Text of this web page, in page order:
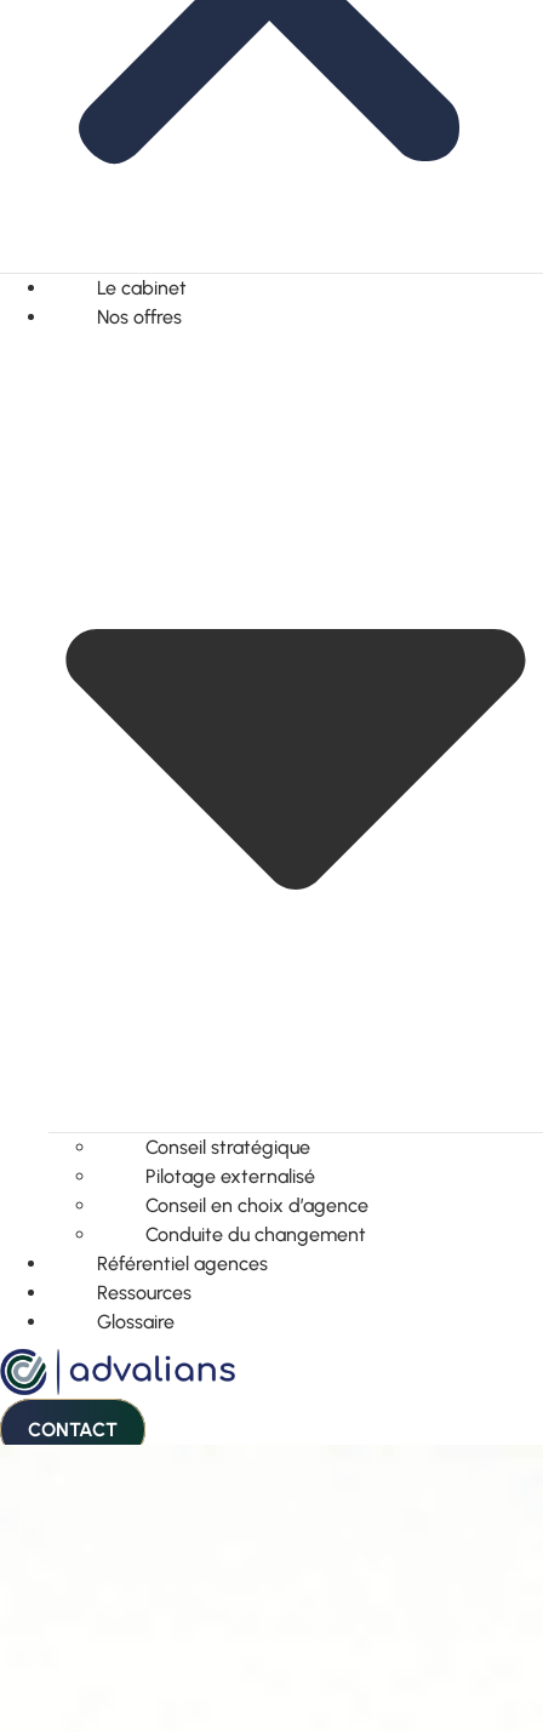
Le cabinet
Nos offres
Conseil stratégique
Pilotage externalisé
Conseil en choix d’agence
Conduite du changement
Référentiel agences
Ressources
Glossaire
CONTACT